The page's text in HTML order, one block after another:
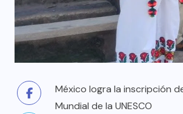
México logra la inscripción
Mundial de la UNESCO